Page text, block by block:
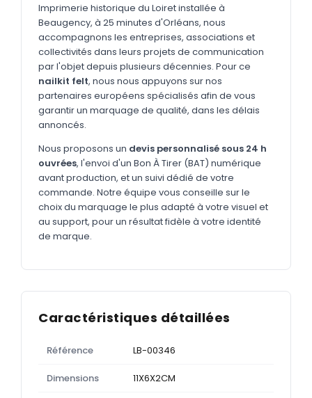
Tee-shirts Nouveau
Polos Nouveau
Sweatshirts
GOODIES
Catalogue complet Nouveau
Sacs & voyages
Verres & déjeuner
Technologie
Vêtements
Imprimerie historique du Loiret installée à
Beaugency, à 25 minutes d'Orléans, nous
accompagnons les entreprises, associations et
collectivités dans leurs projets de communication
par l'objet depuis plusieurs décennies. Pour ce
nailkit felt, nous nous appuyons sur nos
partenaires européens spécialisés afin de vous
garantir un marquage de qualité, dans les délais
annoncés.
Nous proposons un devis personnalisé sous 24 h
ouvrées, l'envoi d'un Bon À Tirer (BAT) numérique
avant production, et un suivi dédié de votre
commande. Notre équipe vous conseille sur le
choix du marquage le plus adapté à votre visuel et
au support, pour un résultat fidèle à votre identité
de marque.
Caractéristiques détaillées
Référence LB-00346
Dimensions 11X6X2CM